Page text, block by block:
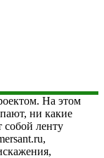
На этом
ни какие
собой ленту